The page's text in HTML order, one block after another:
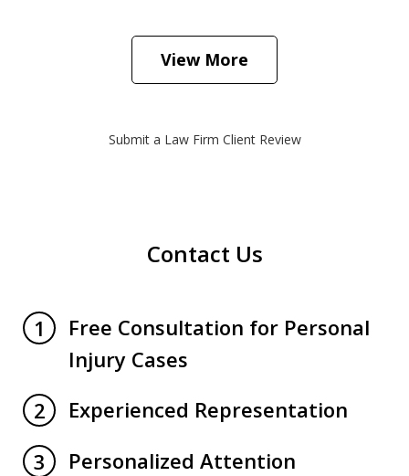
View More
Submit a Law Firm Client Review
Contact Us
1
Free Consultation for Personal
Injury Cases
2
Experienced Representation
3
Personalized Attention